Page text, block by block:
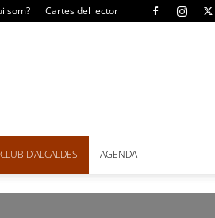
som? Cartes del lector
CLUB D’ALCALDES AGENDA